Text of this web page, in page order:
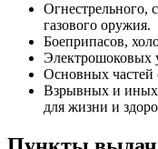
Огнестрельного,
газового оружия.
Боеприпасов,
Электрошоковых
Основных частей
Взрывных и иных
для жизни и